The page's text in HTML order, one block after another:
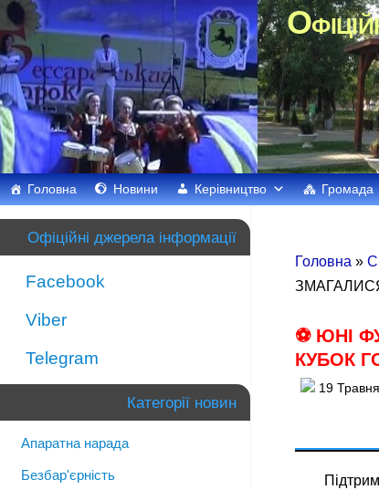
Головна Новини Керівництво Громада
Головна »
⚽️ ЮНІ
КУБОК
19
Офіційні джерела інформації
Facebook
Viber
Telegram
Категорії новин
Апаратна нарада
Безбар'єрність